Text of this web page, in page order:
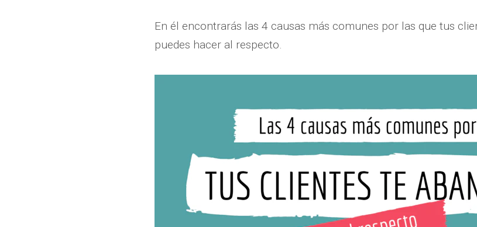
En él encontrarás las 4 causas más comunes por las que tus
puedes hacer al respecto.